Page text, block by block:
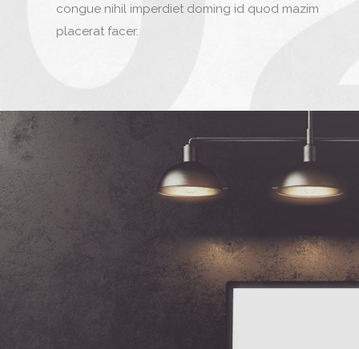
congue nihil imperdiet doming id quod mazim
placerat facer.